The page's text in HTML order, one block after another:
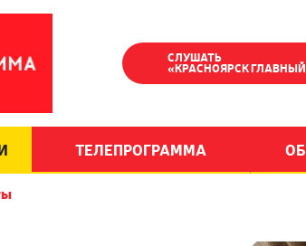
СЛУШАТЬ
«КРАСНОЯРСК
ТЕЛЕПРОГРАММА